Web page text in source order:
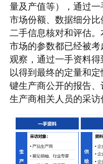
量及产值等），通过
市场份额、数据细分
二手信息核对和评估
市场的参数都已经被
观察，通过一手资料得
以得到最终的定量和
键生产商公开的报告
生产商相关人员的采访